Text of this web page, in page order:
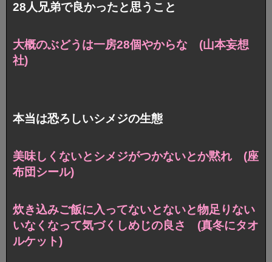
28人兄弟で良かったと思うこと
大概のぶどうは一房28個やからな (山本妄想
社)
本当は恐ろしいシメジの生態
美味しくないとシメジがつかないとか黙れ (座
布団シール)
炊き込みご飯に入ってないとないと物足りない
いなくなって気づくしめじの良さ (真冬にタオ
ルケット)